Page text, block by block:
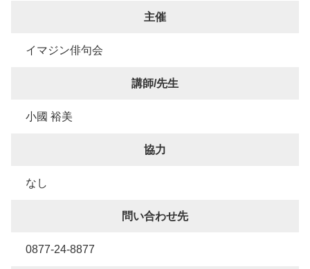
主催
イマジン俳句会
講師/先生
小國 裕美
協力
なし
問い合わせ先
0877-24-8877